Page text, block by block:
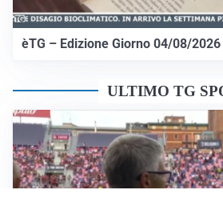
èTG – Edizione Giorno 04/08/2026
ULTIMO TG